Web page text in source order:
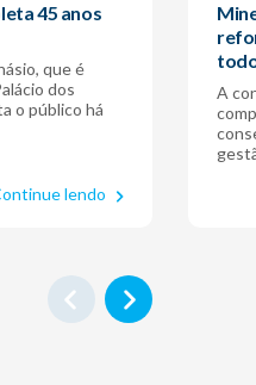
45 anos
que é
dos
o público há
lendo
A